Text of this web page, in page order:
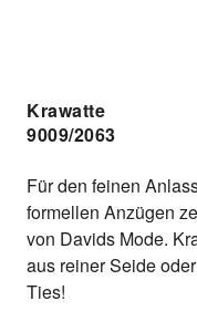
Krawatte
9009/2063
Für den feinen
formellen Anzügen
von Davids Mode.
aus reiner Seide
Ties!